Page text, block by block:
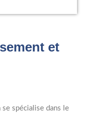
et
spécialise dans le